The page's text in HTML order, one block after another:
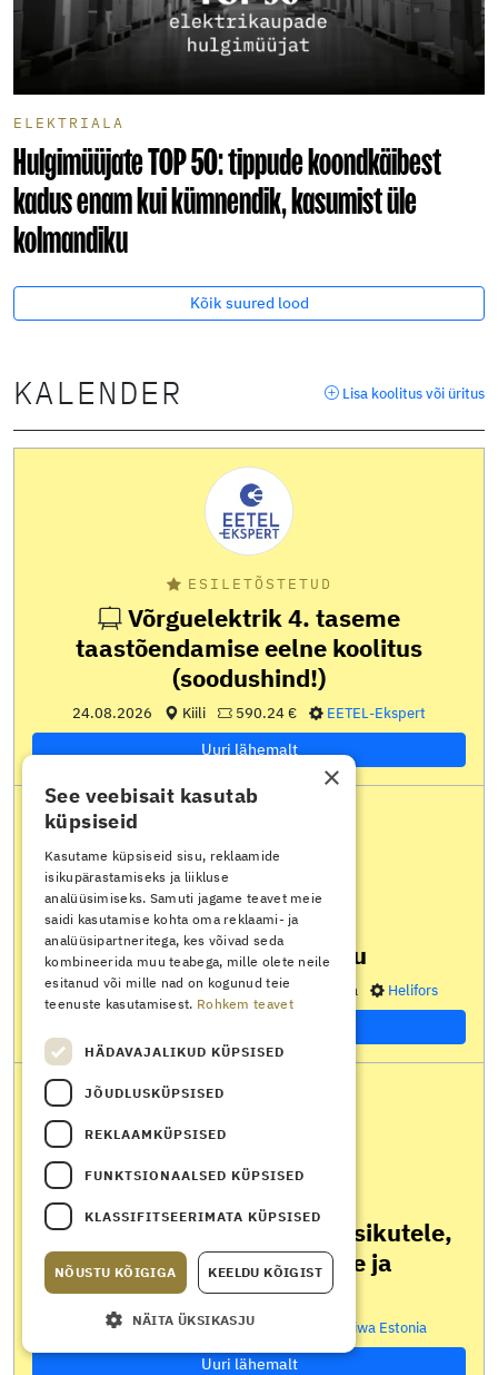
ELEKTRIALA
Hulgimüüjate TOP 50: tippude koondkäibest
kadus enam kui kümnendik, kasumist üle
kolmandiku
Kõik suured lood
KALENDER Lisa koolitus või üritus
ESILETÕSTETUD
Võrguelektrik 4. taseme
taastõendamise eelne koolitus
(soodushind!)
24.08.2026 Kiili 590.24 € EETEL-Ekspert
Uuri lähemalt
ESILETÕSTETUD
Elektriexpo Pärnu
avatud kuni17.09.2026 Pärnu tasuta Helifors
Elektriohutus elektrialaisikutele,
ohuteadlikele isikutele ja
tavaisikutele
28.09.2026 Tallinn 210.80 € Kiwa Estonia
Uuri lähemalt
×
See veebisait kasutab
küpsiseid
Kasutame küpsiseid sisu, reklaamide
isikupärastamiseks ja liikluse
analüüsimiseks. Samuti jagame teavet meie
saidi kasutamise kohta oma reklaami- ja
analüüsipartneritega, kes võivad seda
kombineerida muu teabega, mille olete neile
esitanud või mille nad on kogunud teie
teenuste kasutamisest. Rohkem teavet
HÄDAVAJALIKUD KÜPSISED
JÕUDLUSKÜPSISED
REKLAAMKÜPSISED
FUNKTSIONAALSED KÜPSISED
KLASSIFITSEERIMATA KÜPSISED
NÕUSTU KÕIGIGA KEELDU KÕIGIST
NÄITA ÜKSIKASJU